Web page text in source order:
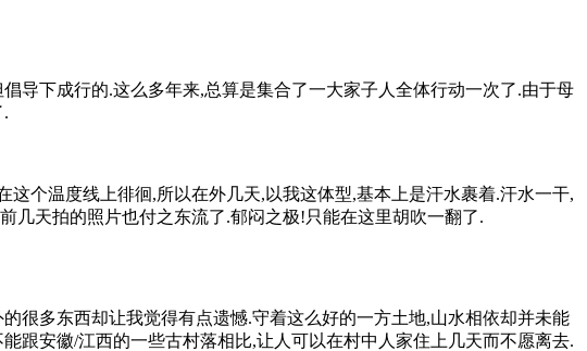
导下成行的.这么多年来,总算是集合了一大家子人全体行动一次了.由于母
.
个温度线上徘徊,所以在外几天,以我这体型,基本上是汗水裹着.汗水一干,
几天拍的照片也付之东流了.郁闷之极!只能在这里胡吹一翻了.
很多东西却让我觉得有点遗憾.守着这么好的一方土地,山水相依却并未能
跟安徽/江西的一些古村落相比,让人可以在村中人家住上几天而不愿离去.